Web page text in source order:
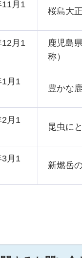
月1
桜島大
月1
鹿児島
称）
月1
豊かな
月1
昆虫に
月1
新燃岳